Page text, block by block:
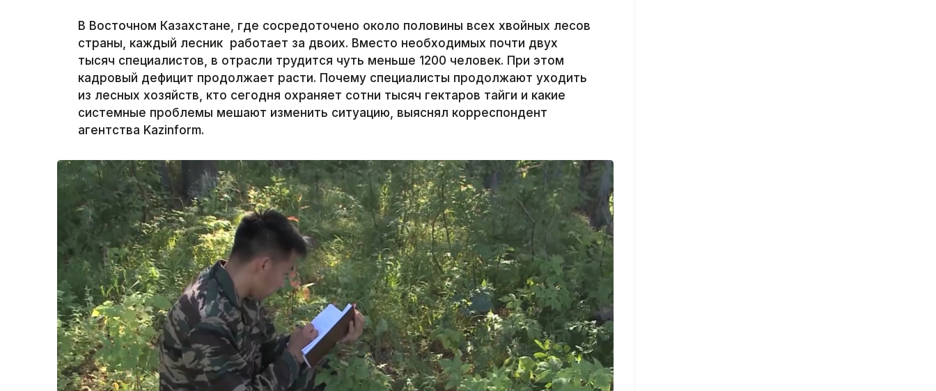
В Восточном Казахстане, где сосредоточено около половины всех хвойных лесов
страны, каждый лесник работает за двоих. Вместо необходимых почти двух
тысяч специалистов, в отрасли трудится чуть меньше 1200 человек. При этом
кадровый дефицит продолжает расти. Почему специалисты продолжают уходить
из лесных хозяйств, кто сегодня охраняет сотни тысяч гектаров тайги и какие
системные проблемы мешают изменить ситуацию, выяснял корреспондент
агентства Kazinform.